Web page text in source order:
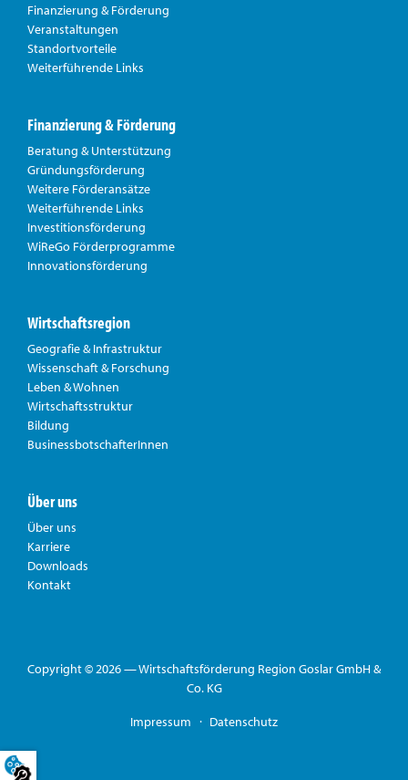
Finanzierung & Förderung
Veranstaltungen
Standortvorteile
Weiterführende Links
Finanzierung & Förderung
Beratung & Unterstützung
Gründungsförderung
Weitere Förderansätze
Weiterführende Links
Investitionsförderung
WiReGo Förderprogramme
Innovationsförderung
Wirtschaftsregion
Geografie & Infrastruktur
Wissenschaft & Forschung
Leben & Wohnen
Wirtschaftsstruktur
Bildung
BusinessbotschafterInnen
Über uns
Über uns
Karriere
Downloads
Kontakt
Copyright © 2026 — Wirtschaftsförderung Region Goslar GmbH &
Co. KG
Impressum Datenschutz